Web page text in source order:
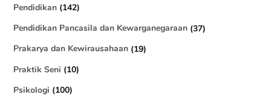
Pendidikan (142)
Pendidikan Pancasila dan Kewarganegaraan (37)
Prakarya dan Kewirausahaan (19)
Praktik Seni (10)
Psikologi (100)